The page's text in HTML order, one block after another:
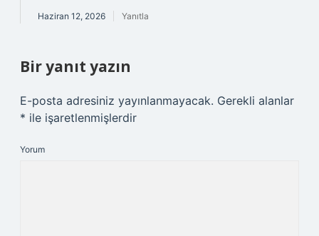
Haziran 12, 2026 Yanıtla
Bir yanıt yazın
E-posta adresiniz yayınlanmayacak. Gerekli alanlar
* ile işaretlenmişlerdir
Yorum